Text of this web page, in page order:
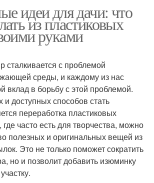
идеи для дачи: что
из пластиковых
руками
с проблемой
среды, и каждому из нас
вклад в борьбу с этой проблемой.
доступных способов стать
переработка пластиковых
часто есть для творчества, можно
полезных и оригинальных вещей из
Это не только поможет сократить
но и позволит добавить изюминку